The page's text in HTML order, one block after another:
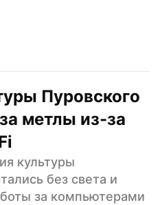
Пуровского
метлы из-за
культуры
без света и
за компьютерами